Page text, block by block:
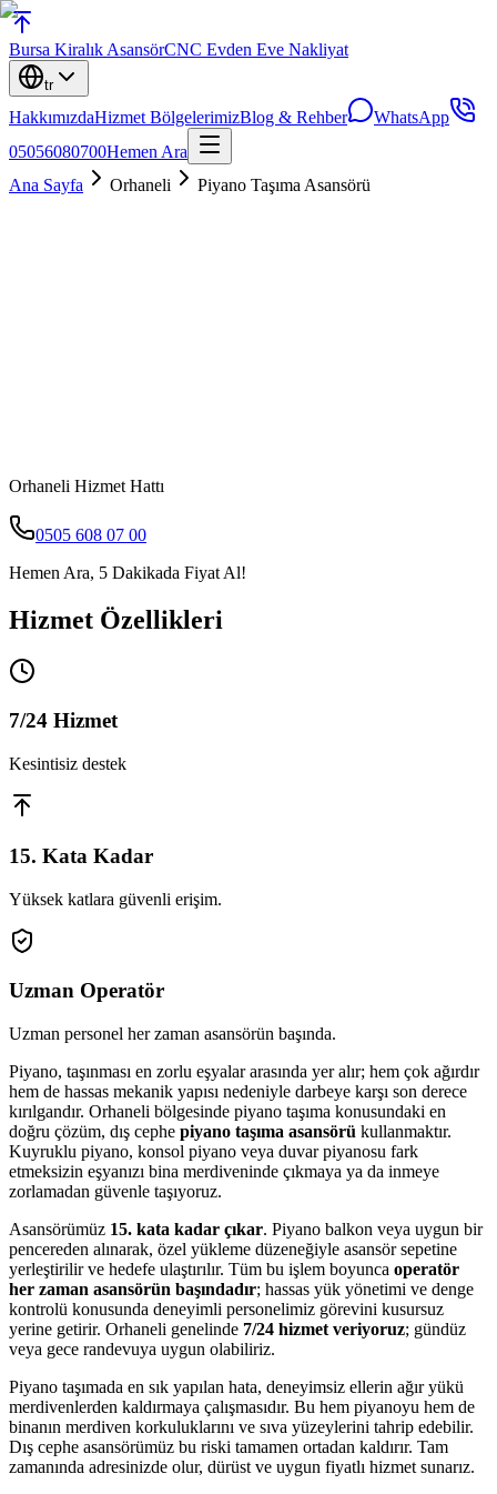
Bursa Kiralık AsansörCNC Evden Eve Nakliyat
tr
HakkımızdaHizmet BölgelerimizBlog & Rehber
WhatsApp
05056080700Hemen Ara
Ana Sayfa
Orhaneli Piyano Taşıma Asansörü
Orhaneli Hizmet Hattı
0505 608 07 00
Hemen Ara, 5 Dakikada Fiyat Al!
Hizmet Özellikleri
7/24 Hizmet
Kesintisiz destek
15. Kata Kadar
Yüksek katlara güvenli erişim.
Uzman Operatör
Uzman personel her zaman asansörün başında.
Piyano, taşınması en zorlu eşyalar arasında yer alır; hem çok ağırdır
hem de hassas mekanik yapısı nedeniyle darbeye karşı son derece
kırılgandır. Orhaneli bölgesinde piyano taşıma konusundaki en
doğru çözüm, dış cephe piyano taşıma asansörü kullanmaktır.
Kuyruklu piyano, konsol piyano veya duvar piyanosu fark
etmeksizin eşyanızı bina merdiveninde çıkmaya ya da inmeye
zorlamadan güvenle taşıyoruz.
Asansörümüz 15. kata kadar çıkar. Piyano balkon veya uygun bir
pencereden alınarak, özel yükleme düzeneğiyle asansör sepetine
yerleştirilir ve hedefe ulaştırılır. Tüm bu işlem boyunca operatör
her zaman asansörün başındadır; hassas yük yönetimi ve denge
kontrolü konusunda deneyimli personelimiz görevini kusursuz
yerine getirir. Orhaneli genelinde 7/24 hizmet veriyoruz; gündüz
veya gece randevuya uygun olabiliriz.
Piyano taşımada en sık yapılan hata, deneyimsiz ellerin ağır yükü
merdivenlerden kaldırmaya çalışmasıdır. Bu hem piyanoyu hem de
binanın merdiven korkuluklarını ve sıva yüzeylerini tahrip edebilir.
Dış cephe asansörümüz bu riski tamamen ortadan kaldırır. Tam
zamanında adresinizde olur, dürüst ve uygun fiyatlı hizmet sunarız.